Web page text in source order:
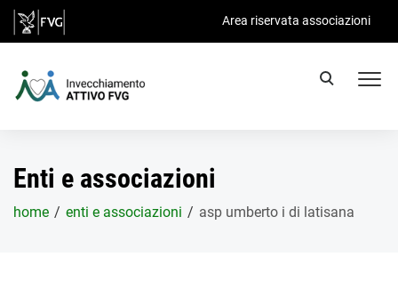
Salta al contenuto principale
Area riservata associazioni
Enti e associazioni
home enti e associazioni asp umberto i di latisana